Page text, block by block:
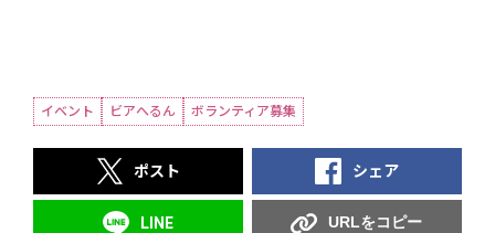
イベント ビアへるん ボランティア募集
ポスト シェア
LINE URLをコピー